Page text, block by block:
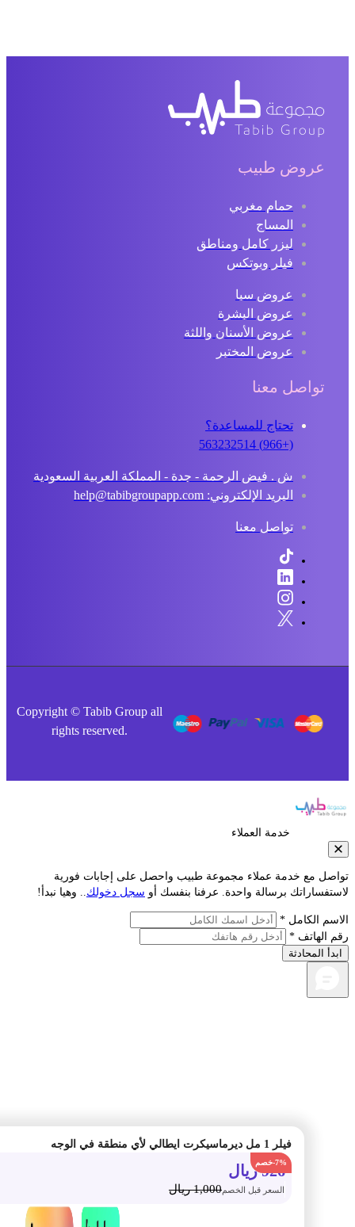
926 ريال
السعر قبل الخصم1,000 ريال
عروض طبيب
حمام مغربي
المساج
ليزر كامل ومناطق
فيلر وبوتكس
عروض سبا
عروض البشرة
عروض الأسنان واللثة
عروض المختبر
تواصل معنا
تحتاج للمساعدة؟
ش . فيض الرحمة - جدة - المملكة العربية السعودية
البريد الإلكتروني: help@tabibgroupapp.com
تواصل معنا
Copyright © Tabib Group all
rights reserved.
خدمة العملاء
مع خدمة عملاء مجموعة طبيب واحصل على إجابات فورية
برسالة واحدة. عرفنا بنفسك أوسجل دخولك.. وهيا نبدأ!
الكامل *
الهاتف *
المحادثة